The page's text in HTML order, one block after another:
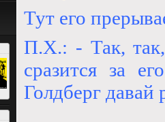
Тут его
П.Х.: - Так,
сразится за
Голдберг